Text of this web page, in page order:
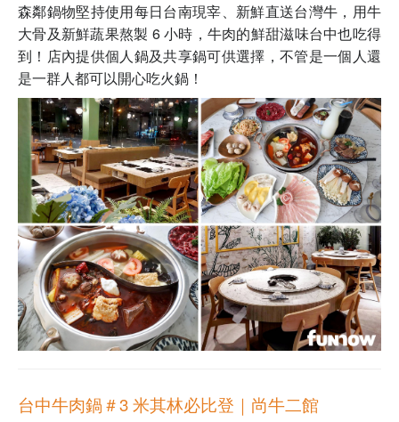
森鄰鍋物堅持使用每日台南現宰、新鮮直送台灣牛，用牛
大骨及新鮮蔬果熬製 6 小時，牛肉的鮮甜滋味台中也吃得
到！店內提供個人鍋及共享鍋可供選擇，不管是一個人還
是一群人都可以開心吃火鍋！
台中牛肉鍋＃3米其林必比登｜尚牛二館